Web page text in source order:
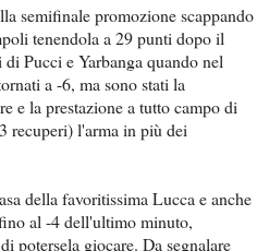
semifinale promozione scappando
tenendola a 29 punti dopo il
Pucci e Yarbanga quando nel
a -6, ma sono stati la
e la prestazione a tutto campo di
recuperi) l'arma in più dei
della favoritissima Lucca e anche
al -4 dell'ultimo minuto,
potersela giocare. Da segnalare